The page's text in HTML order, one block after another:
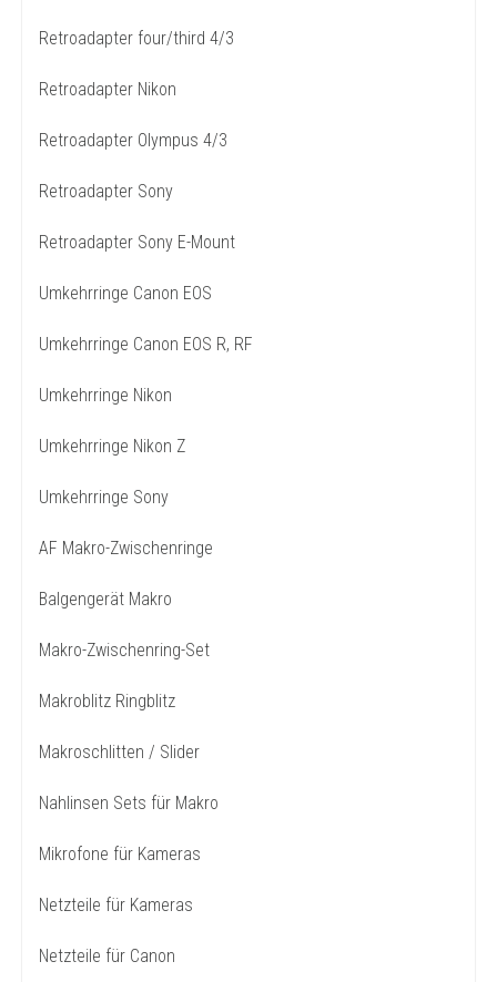
Retroadapter four/third 4/3
Retroadapter Nikon
Retroadapter Olympus 4/3
Retroadapter Sony
Retroadapter Sony E-Mount
Umkehrringe Canon EOS
Umkehrringe Canon EOS R, RF
Umkehrringe Nikon
Umkehrringe Nikon Z
Umkehrringe Sony
AF Makro-Zwischenringe
Balgengerät Makro
Makro-Zwischenring-Set
Makroblitz Ringblitz
Makroschlitten / Slider
Nahlinsen Sets für Makro
Mikrofone für Kameras
Netzteile für Kameras
Netzteile für Canon